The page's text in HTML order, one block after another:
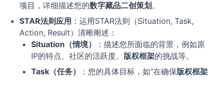
项目，详细描述您的数字藏品二创策划 。
STAR法则应用 ：运用STAR法则（Situation, Task,
Action, Result）清晰阐述：
Situation（情境）
：描述您所面临的背景，例如原
IP的特点、社区的活跃度、 版权框架的挑战等。
Task（任务）
：您的具体目标，如“在确保版权框架